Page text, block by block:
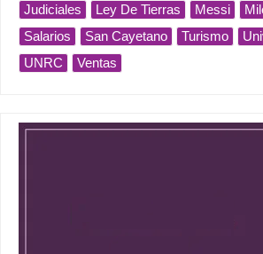
Judiciales
Ley De Tierras Messi
Salarios
San Cayetano Turismo
UNRC
Ventas